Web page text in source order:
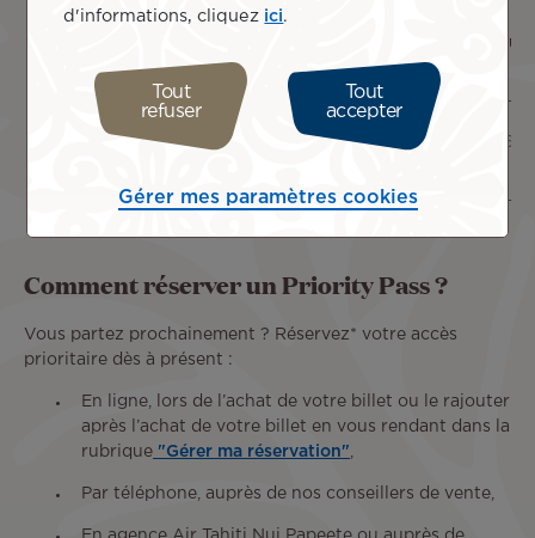
7600
60
Comment réserver un Priority Pass ?
Vous partez prochainement ? Réservez* votre accès
prioritaire dès à présent :
En ligne, lors de l’achat de votre billet ou le rajouter
après l’achat de votre billet en vous rendant dans la
rubrique "Gérer ma réservation"
Par téléphone, auprès de nos conseillers de vente,
d'informations, cliquez ici
Tout
refuser
Tout
accepter
Gérer mes paramètres cookies